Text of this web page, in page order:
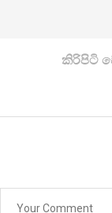
කිරි­පිටි